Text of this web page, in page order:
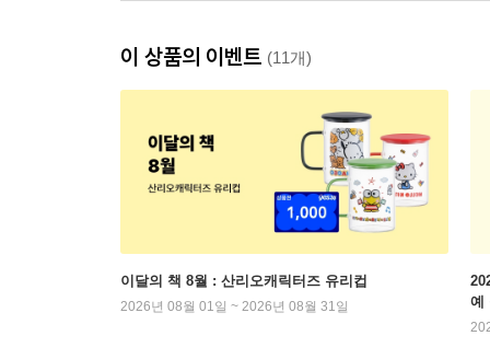
이 상품의 이벤트 (11개)
이달의 책 8월 : 산리오캐릭터즈 유리컵
2026년 08월 01일 ~ 2026년 08월 31일
예